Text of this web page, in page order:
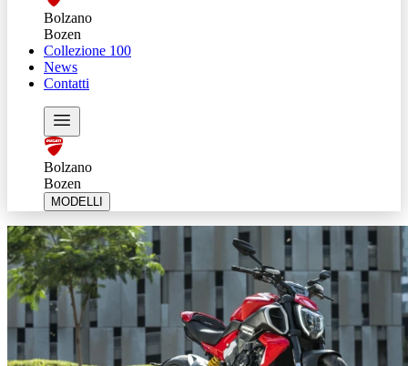
Bolzano
Bozen
Collezione 100
News
Contatti
Bolzano
Bozen
MODELLI